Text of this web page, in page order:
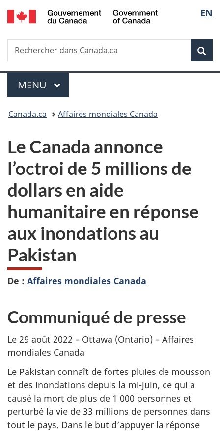
Passer
au
principal
Passer
à
Au
du
Passer
à
version
simplifiée
de
la
EN
Recherche
Rechercher
dans
Menu
MENU PRINCIPAL
Vous
ici :
Canada.ca Affaires mondiales Canada
Le Canada annonce
l’octroi de 5 millions de
dollars en aide
humanitaire en réponse
aux inondations au
Pakistan
De : Affaires mondiales Canada
Communiqué de presse
Le 29 août 2022 – Ottawa (Ontario) – Affaires
mondiales Canada
Le Pakistan connaît de fortes pluies de mousson
et des inondations depuis la mi-juin, ce qui a
causé la mort de plus de 1 000 personnes et
perturbé la vie de 33 millions de personnes dans
tout le pays. Dans le but d’appuyer la réponse